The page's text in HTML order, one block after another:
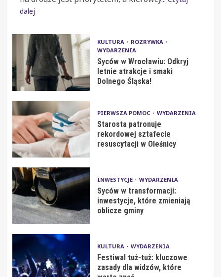
dalej
KULTURA
ROZRYWKA
WYDARZENIA
Syców w Wrocławiu: Odkryj
letnie atrakcje i smaki
Dolnego Śląska!
PIERWSZA POMOC WYDARZENIA
Starosta patronuje
rekordowej sztafecie
resuscytacji w Oleśnicy
INWESTYCJE WYDARZENIA
Syców w transformacji:
inwestycje, które zmieniają
oblicze gminy
KULTURA WYDARZENIA
Festiwal tuż-tuż: kluczowe
zasady dla widzów, które